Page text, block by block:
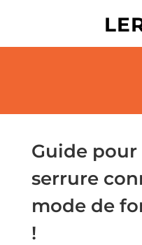
Guide
serrure
mode de
!